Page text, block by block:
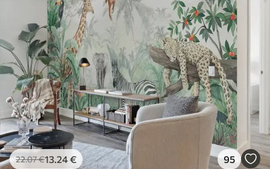
22.07€13 .24€ 95